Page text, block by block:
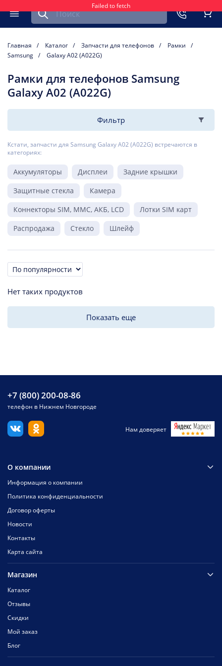
Failed to fetch
Меню
Найти запчасть для мобильного устройства
Главная Каталог Запчасти для телефонов
Рамки
Samsung
Galaxy A02 (A022G)
Рамки для телефонов Samsung
Galaxy A02 (A022G)
Фильтр
Кстати, запчасти для Samsung Galaxy A02 (A022G) встречаются в
категориях:
Аккумуляторы Дисплеи
Задние крышки
Защитные стекла
Камера
Коннекторы SIM, MMC, АКБ, LCD
Лотки SIM карт
Распродажа
Стекло Шлейф
Сортировка
Нет таких продуктов
Показать еще
+7 (800) 200-08-86
телефон в Нижнем Новгороде
Нам доверяет
О компании
Информация о компании
Политика конфиденциальности
Договор оферты
Новости
Контакты
Карта сайта
Магазин
Каталог
Отзывы
Скидки
Мой заказ
Блог